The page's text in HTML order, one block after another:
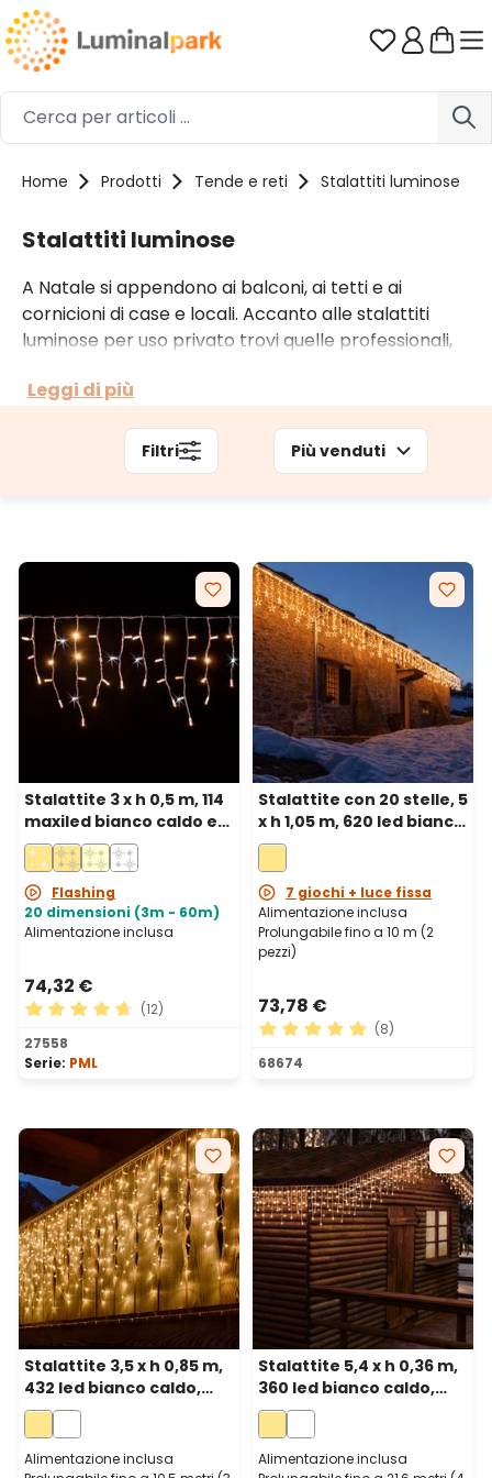
Passa al contenuto principale Hai 0
Home Prodotti Tende e reti Stalattiti luminose
Stalattiti luminose
A Natale si appendono ai balconi, ai tetti e ai
cornicioni di case e locali. Accanto alle stalattiti
luminose per uso privato trovi quelle professionali,
e i grandi edifici. Delle nostre stalattiti di luci puoi
lunghezza di cui hai bisogno.
Leggi di più
Filtri Più venduti
Stalattite 3 x h 0,5 m, 114
maxiled bianco caldo e
bianco freddo,
prolungabile, IP67
Flashing
20 dimensioni (3m - 60m)
Alimentazione inclusa
74,32 €
Valutazione media di 4.83 su 5 stelle
(12)
27558
Serie: PML
Stalattite con 20 stelle, 5
x h 1,05 m, 620 led bianco
caldo, prolungabile
7 giochi + luce fissa
Alimentazione inclusa
Prolungabile fino a 10 m (2
pezzi)
73,78 €
Valutazione media di 4.88
(8)
68674
Stalattite 3,5 x h 0,85 m,
432 led bianco caldo,
cavo bianco,
prolungabile
Alimentazione inclusa
Stalattite 5,4 x h 0,36 m,
360 led bianco caldo,
cavo bianco,
prolungabile
Alimentazione inclusa